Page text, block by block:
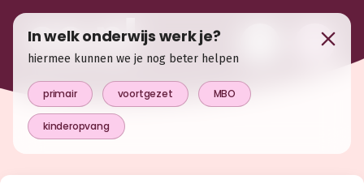
In welk onderwijs werk je?
hiermee kunnen we je nog beter helpen
primair voortgezet MBO
kinderopvang